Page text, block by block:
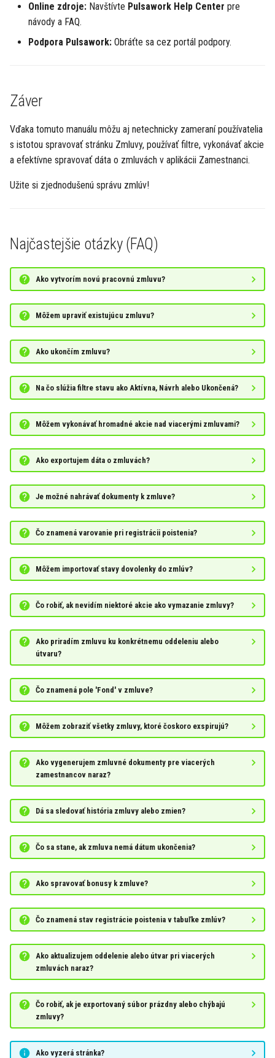
Online zdroje: Navštívte Pulsawork Help Center pre
návody a FAQ.
Podpora Pulsawork: Obráťte sa cez portál podpory.
Záver
Vďaka tomuto manuálu môžu aj netechnicky zameraní používatelia
s istotou spravovať stránku Zmluvy, používať filtre, vykonávať akcie
a efektívne spravovať dáta o zmluvách v aplikácii Zamestnanci.
Užite si zjednodušenú správu zmlúv!
Najčastejšie otázky (FAQ)
Ako vytvorím novú pracovnú zmluvu?
Môžem upraviť existujúcu zmluvu?
Ako ukončím zmluvu?
Na čo slúžia filtre stavu ako Aktívna, Návrh alebo Ukončená?
Môžem vykonávať hromadné akcie nad viacerými zmluvami?
Ako exportujem dáta o zmluvách?
Je možné nahrávať dokumenty k zmluve?
Čo znamená varovanie pri registrácii poistenia?
Môžem importovať stavy dovolenky do zmlúv?
Čo robiť, ak nevidím niektoré akcie ako vymazanie zmluvy?
Ako priradím zmluvu ku konkrétnemu oddeleniu alebo
útvaru?
Čo znamená pole 'Fond' v zmluve?
Môžem zobraziť všetky zmluvy, ktoré čoskoro exspirujú?
Ako vygenerujem zmluvné dokumenty pre viacerých
zamestnancov naraz?
Dá sa sledovať história zmluvy alebo zmien?
Čo sa stane, ak zmluva nemá dátum ukončenia?
Ako spravovať bonusy k zmluve?
Čo znamená stav registrácie poistenia v tabuľke zmlúv?
Ako aktualizujem oddelenie alebo útvar pri viacerých
zmluvách naraz?
Čo robiť, ak je exportovaný súbor prázdny alebo chýbajú
zmluvy?
Ako vyzerá stránka?